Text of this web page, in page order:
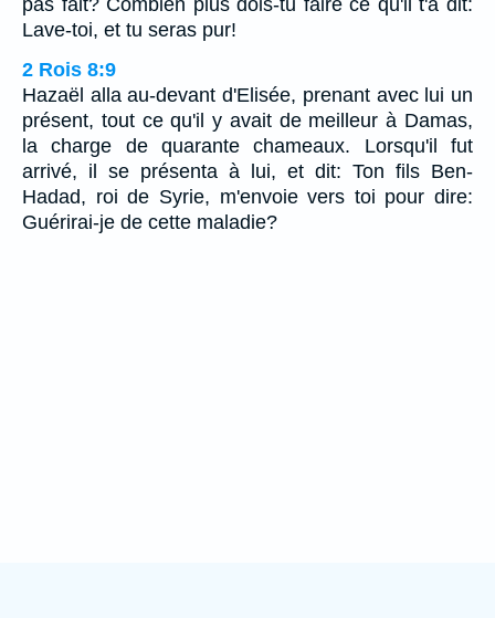
pas fait? Combien plus dois-tu faire ce qu'il t'a dit:
Lave-toi, et tu seras pur!
2 Rois 8:9
Hazaël alla au-devant d'Elisée, prenant avec lui un
présent, tout ce qu'il y avait de meilleur à Damas,
la charge de quarante chameaux. Lorsqu'il fut
arrivé, il se présenta à lui, et dit: Ton fils Ben-
Hadad, roi de Syrie, m'envoie vers toi pour dire:
Guérirai-je de cette maladie?